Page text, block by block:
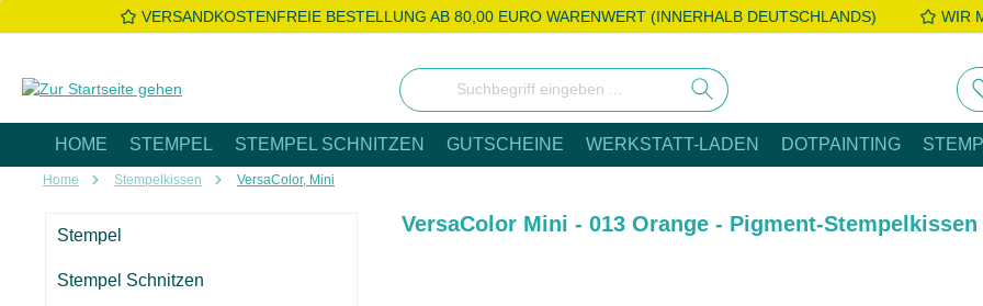
Hauptinhalt springen
Zur Suche springen
Zur Hauptnavigation springenVERSANDKOSTENFREIE BESTELLUNG AB 80,00 EURO WARENWERT (INNERHALB DEUTSCHLANDS)
WIR
HOME STEMPEL STEMPEL SCHNITZEN GUTSCHEINE WERKSTATT-LADEN DOTPAINTING
Home Stempelkissen VersaColor, Mini
Stempel
Stempel Schnitzen
VersaColor Mini - 013 Orange - Pigment-Stempelkissen